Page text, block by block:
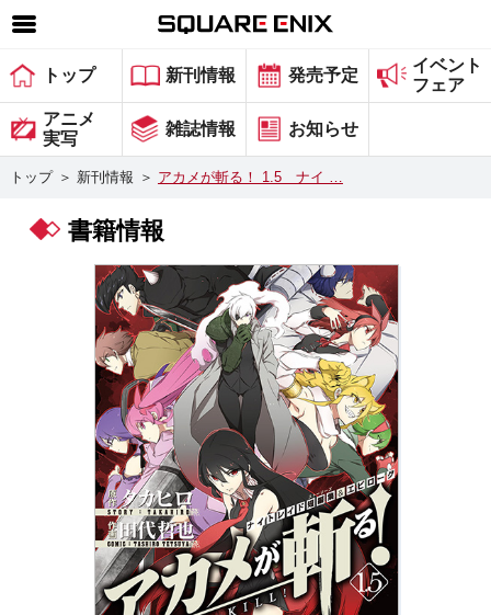
SQUARE ENIX 公式サイトメニュー
ゲーム
マガジン＆ブックス
グッズ
会社情報 採用情報
スクウェア・エニックス サイト内検索
トップ 新刊情報 発売予定
イベント
フェア
アニメ
実写
雑誌情報 お知らせ
トップ ＞ 新刊情報 ＞ アカメが斬る！ 1.5 ナイ …
書籍情報